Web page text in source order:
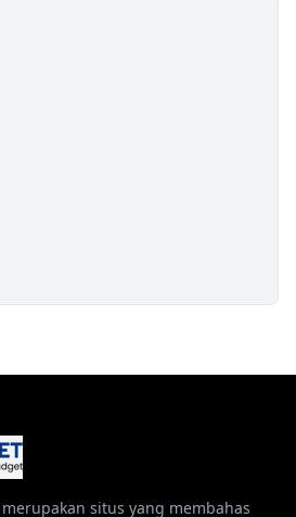
situs yang membahas